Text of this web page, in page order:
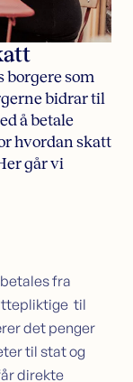
borgere som
bidrar til
å betale
hvordan skatt
går vi
fra
til
det penger
til stat og
direkte